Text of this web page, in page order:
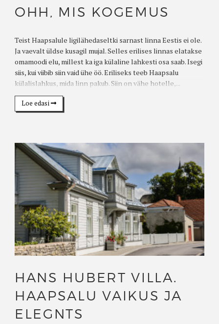
OHH, MIS KOGEMUS
Teist Haapsalule ligilähedaseltki sarnast linna Eestis ei ole.
Ja vaevalt üldse kusagil mujal. Selles erilises linnas elatakse
omamoodi elu, millest ka iga külaline lahkesti osa saab. Isegi
siis, kui viibib siin vaid ühe öö. Eriliseks teeb Haapsalu
külalislahkus, mida linn pakub. Siin on vähe hotelle,...
Loe edasi
HANS HUBERT VILLA.
HAAPSALU VAIKUS JA
ELEGNTS